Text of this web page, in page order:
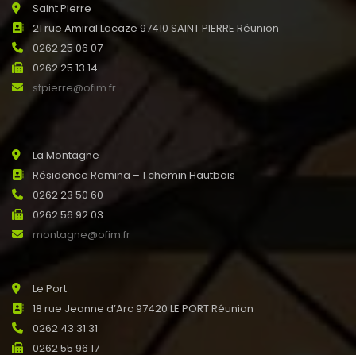
Saint Pierre
21 rue Amiral Lacaze 97410 SAINT PIERRE Réunion
0262 25 06 07
0262 25 13 14
stpierre@ofim.fr
La Montagne
Résidence Romina – 1 chemin Hautbois
0262 23 50 60
0262 56 92 03
montagne@ofim.fr
Le Port
18 rue Jeanne d’Arc 97420 LE PORT Réunion
0262 43 31 31
0262 55 96 17